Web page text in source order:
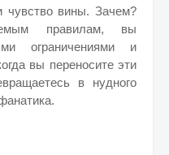
чувство вины. Зачем?
правилам, вы
ограничениями и
вы переносите эти
в нудного